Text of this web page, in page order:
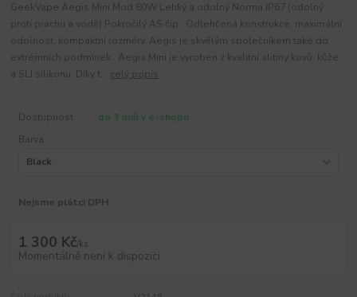
GeekVape Aegis Mini Mod 80W Lehký a odolný Norma IP67 (odolný
proti prachu a vodě) Pokročilý AS čip Odlehčená konstrukce, maximální
odolnost, kompaktní rozměry. Aegis je skvělým společníkem také do
extrémních podmínek Aegis Mini je vyroben z kvalitní slitiny kovů, kůže
a SLI silikonu. Díky t... celý popis
Dostupnost
do 3 dnů v e-shopu
Barva
Nejsme plátci DPH
1 300 Kč/ks
Momentálně není k dispozici